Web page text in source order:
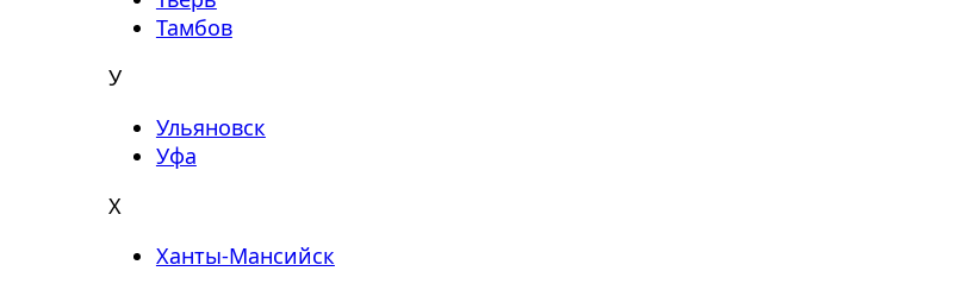
Тамбов
У
Ульяновск
Уфа
Х
Ханты-Мансийск